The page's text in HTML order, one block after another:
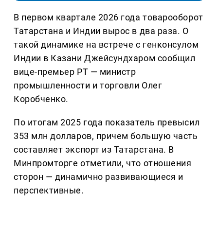
В первом квартале 2026 года товарооборот
Татарстана и Индии вырос в два раза. О
такой динамике на встрече с генконсулом
Индии в Казани Джейсундхаром сообщил
вице-премьер РТ — министр
промышленности и торговли Олег
Коробченко.
По итогам 2025 года показатель превысил
353 млн долларов, причем большую часть
составляет экспорт из Татарстана. В
Минпромторге отметили, что отношения
сторон — динамично развивающиеся и
перспективные.